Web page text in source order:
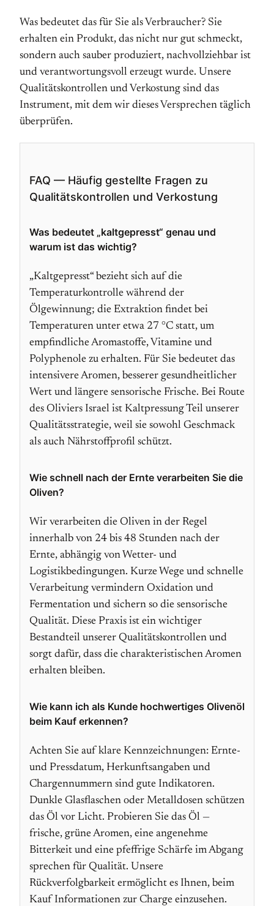
Was bedeutet das für Sie als Verbraucher? Sie
erhalten ein Produkt, das nicht nur gut schmeckt,
sondern auch sauber produziert, nachvollziehbar ist
und verantwortungsvoll erzeugt wurde. Unsere
Qualitätskontrollen und Verkostung sind das
Instrument, mit dem wir dieses Versprechen täglich
überprüfen.
FAQ — Häufig gestellte Fragen zu
Qualitätskontrollen und Verkostung
Was bedeutet „kaltgepresst“ genau und
warum ist das wichtig?
„Kaltgepresst“ bezieht sich auf die
Temperaturkontrolle während der
Ölgewinnung; die Extraktion findet bei
Temperaturen unter etwa 27 °C statt, um
empfindliche Aromastoffe, Vitamine und
Polyphenole zu erhalten. Für Sie bedeutet das
intensivere Aromen, besserer gesundheitlicher
Wert und längere sensorische Frische. Bei Route
des Oliviers Israel ist Kaltpressung Teil unserer
Qualitätsstrategie, weil sie sowohl Geschmack
als auch Nährstoffprofil schützt.
Wie schnell nach der Ernte verarbeiten Sie die
Oliven?
Wir verarbeiten die Oliven in der Regel
innerhalb von 24 bis 48 Stunden nach der
Ernte, abhängig von Wetter- und
Logistikbedingungen. Kurze Wege und schnelle
Verarbeitung vermindern Oxidation und
Fermentation und sichern so die sensorische
Qualität. Diese Praxis ist ein wichtiger
Bestandteil unserer Qualitätskontrollen und
sorgt dafür, dass die charakteristischen Aromen
erhalten bleiben.
Wie kann ich als Kunde hochwertiges Olivenöl
beim Kauf erkennen?
Achten Sie auf klare Kennzeichnungen: Ernte-
und Pressdatum, Herkunftsangaben und
Chargennummern sind gute Indikatoren.
Dunkle Glasflaschen oder Metalldosen schützen
das Öl vor Licht. Probieren Sie das Öl —
frische, grüne Aromen, eine angenehme
Bitterkeit und eine pfeffrige Schärfe im Abgang
sprechen für Qualität. Unsere
Rückverfolgbarkeit ermöglicht es Ihnen, beim
Kauf Informationen zur Charge einzusehen.